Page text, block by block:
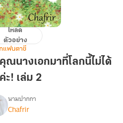
โหลด
ตัวอย่าง
แฟนตาซี
ณนางเอกมาที่โลกนี้ไม่ได้
ะ! เล่ม 2
เรื่อง[จบ]ทำ
นามปากกา
Chafrir